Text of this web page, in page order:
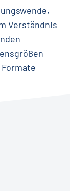
Verständnis